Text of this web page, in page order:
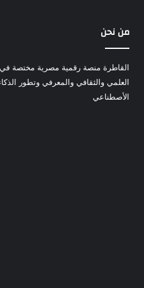
من نحن
القاطرة منصة رقمية مصرية مختصة
العلمي والثقافي والمعرفي وتطور
الأصطناعي